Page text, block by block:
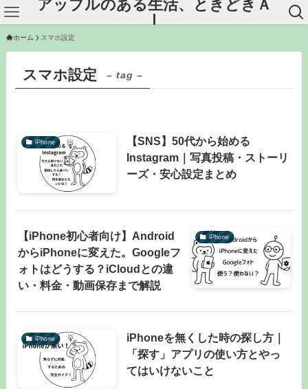
アップルのある生活、ときどきＡ
Ｉ
ホーム スマホ設定
スマホ設定 – tag –
iPhone
【SNS】50代から始める
Instagram｜写真投稿・ストーリ
ーズ・安心設定まとめ
iPhone
【iPhone初心者向け】Android
からiPhoneに変えた。Googleフ
ォトはどうする？iCloudとの違
い・料金・動画保存まで解説
iPhone
iPhoneを無くした時の探し方｜
「探す」アプリの使い方とやっ
てはいけないこと